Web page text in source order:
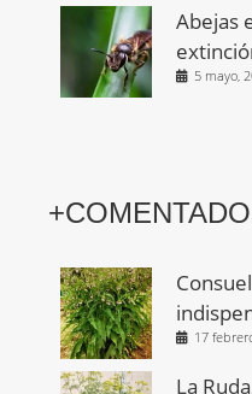
Abejas
5 mayo,
17
La